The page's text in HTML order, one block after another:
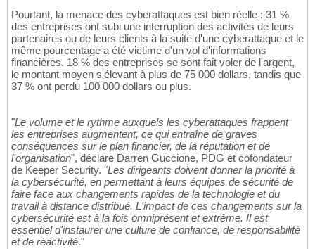
Pourtant, la menace des cyberattaques est bien réelle : 31 %
des entreprises ont subi une interruption des activités de leurs
partenaires ou de leurs clients à la suite d'une cyberattaque et le
même pourcentage a été victime d'un vol d'informations
financières. 18 % des entreprises se sont fait voler de l'argent,
le montant moyen s'élevant à plus de 75 000 dollars, tandis que
37 % ont perdu 100 000 dollars ou plus.
"Le volume et le rythme auxquels les cyberattaques frappent
les entreprises augmentent, ce qui entraîne de graves
conséquences sur le plan financier, de la réputation et de
l'organisation", déclare Darren Guccione, PDG et cofondateur
de Keeper Security. "Les dirigeants doivent donner la priorité à
la cybersécurité, en permettant à leurs équipes de sécurité de
faire face aux changements rapides de la technologie et du
travail à distance distribué. L'impact de ces changements sur la
cybersécurité est à la fois omniprésent et extrême. Il est
essentiel d'instaurer une culture de confiance, de responsabilité
et de réactivité."